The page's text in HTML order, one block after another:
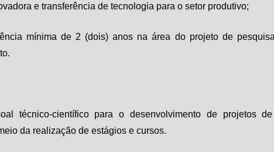
e transferência de tecnologia para o setor produtivo;
mínima de 2 (dois) anos na área do projeto de
técnico-científico para o desenvolvimento de projetos
da realização de estágios e cursos.